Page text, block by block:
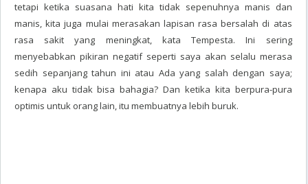
tetapi ketika suasana hati kita tidak sepenuhnya manis dan
manis, kita juga mulai merasakan lapisan rasa bersalah di atas
rasa sakit yang meningkat, kata Tempesta. Ini sering
menyebabkan pikiran negatif seperti saya akan selalu merasa
sedih sepanjang tahun ini atau Ada yang salah dengan saya;
kenapa aku tidak bisa bahagia? Dan ketika kita berpura-pura
optimis untuk orang lain, itu membuatnya lebih buruk.